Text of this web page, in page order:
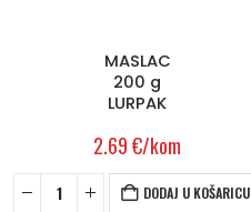
RAJČICA PELAT
400 g
MUTTI
1.99€/kom
DODAJ U KOŠARICU